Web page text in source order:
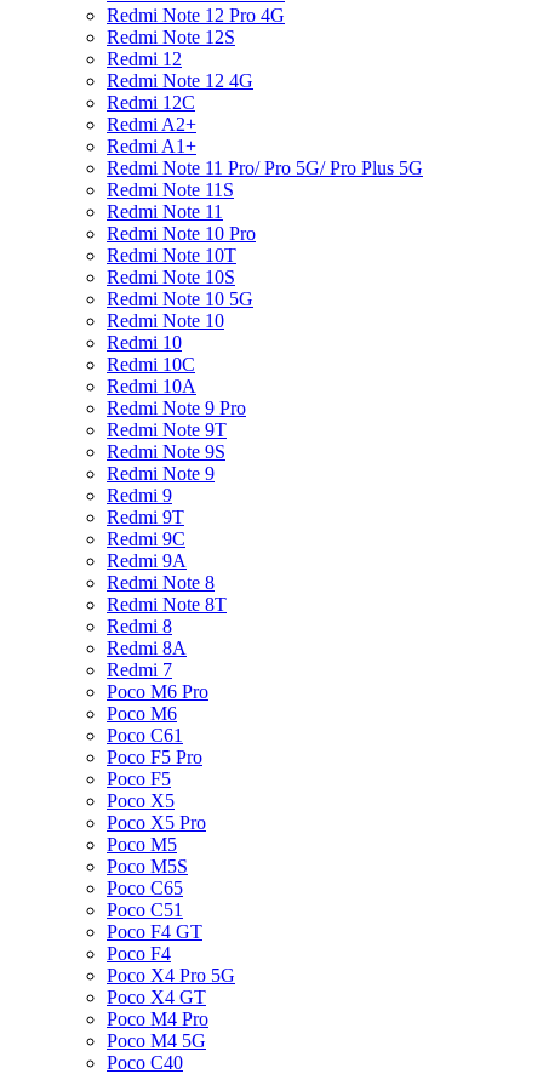
Redmi Note 12 Pro 4G
Redmi Note 12S
Redmi 12
Redmi Note 12 4G
Redmi 12C
Redmi A2+
Redmi A1+
Redmi Note 11 Pro/ Pro 5G/ Pro Plus 5G
Redmi Note 11S
Redmi Note 11
Redmi Note 10 Pro
Redmi Note 10T
Redmi Note 10S
Redmi Note 10 5G
Redmi Note 10
Redmi 10
Redmi 10C
Redmi 10A
Redmi Note 9 Pro
Redmi Note 9T
Redmi Note 9S
Redmi Note 9
Redmi 9
Redmi 9T
Redmi 9C
Redmi 9A
Redmi Note 8
Redmi Note 8T
Redmi 8
Redmi 8A
Redmi 7
Poco M6 Pro
Poco M6
Poco C61
Poco F5 Pro
Poco F5
Poco X5
Poco X5 Pro
Poco M5
Poco M5S
Poco C65
Poco C51
Poco F4 GT
Poco F4
Poco X4 Pro 5G
Poco X4 GT
Poco M4 Pro
Poco M4 5G
Poco C40